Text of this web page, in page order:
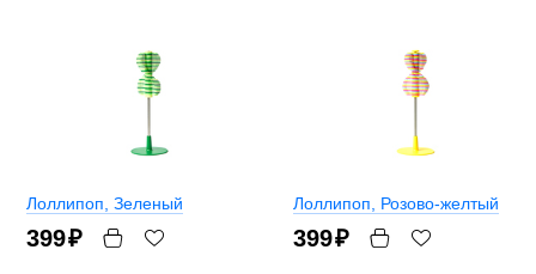
Лоллипоп , Зеленый
399₽
Лоллипоп , Розово-желтый
399₽